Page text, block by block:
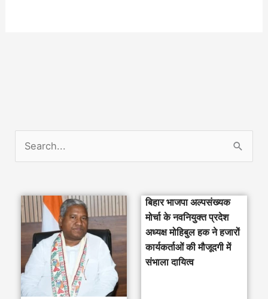
बिहार भाजपा अल्पसंख्यक
मोर्चा के नवनियुक्त प्रदेश
अध्यक्ष मोहिबुल हक ने हजारों
कार्यकर्ताओं की मौजूदगी में
संभाला दायित्व